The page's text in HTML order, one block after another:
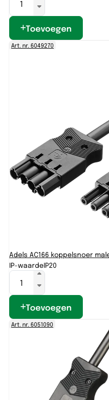
Toevoegen
Art. nr. 6049270
Adels AC166 koppelsnoer
IP-waardeIP20
Toevoegen
Art. nr. 6051090